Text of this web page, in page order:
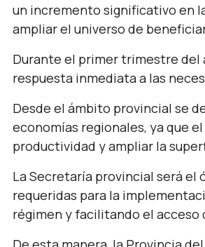
un incremento significativo en
ampliar el universo de
Durante el primer trimestre del
respuesta inmediata a las
Desde el ámbito provincial se
economías regionales, ya que
productividad y ampliar la
La Secretaría provincial será el
requeridas para la
régimen y facilitando el